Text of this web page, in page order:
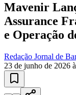
Ceará
Mavenir
Assurance
e Operação
Redação Jornal de
23 de junho de 2026